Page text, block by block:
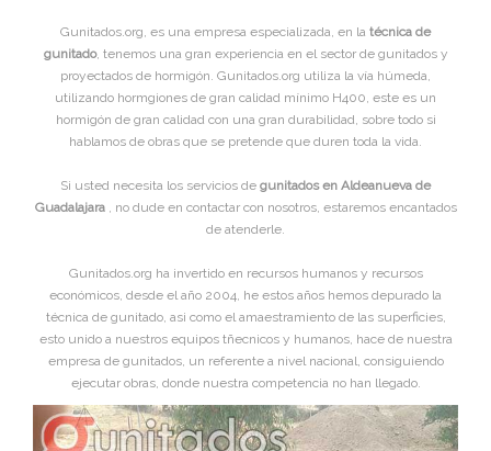
Gunitados.org, es una empresa especializada, en la técnica de
gunitado, tenemos una gran experiencia en el sector de gunitados y
proyectados de hormigón. Gunitados.org utiliza la vía húmeda,
utilizando hormgiones de gran calidad mínimo H400, este es un
hormigón de gran calidad con una gran durabilidad, sobre todo si
hablamos de obras que se pretende que duren toda la vida.
Si usted necesita los servicios de gunitados en Aldeanueva de
Guadalajara , no dude en contactar con nosotros, estaremos encantados
de atenderle.
Gunitados.org ha invertido en recursos humanos y recursos
económicos, desde el año 2004, he estos años hemos depurado la
técnica de gunitado, asi como el amaestramiento de las superficies,
esto unido a nuestros equipos tñecnicos y humanos, hace de nuestra
empresa de gunitados, un referente a nivel nacional, consiguiendo
ejecutar obras, donde nuestra competencia no han llegado.